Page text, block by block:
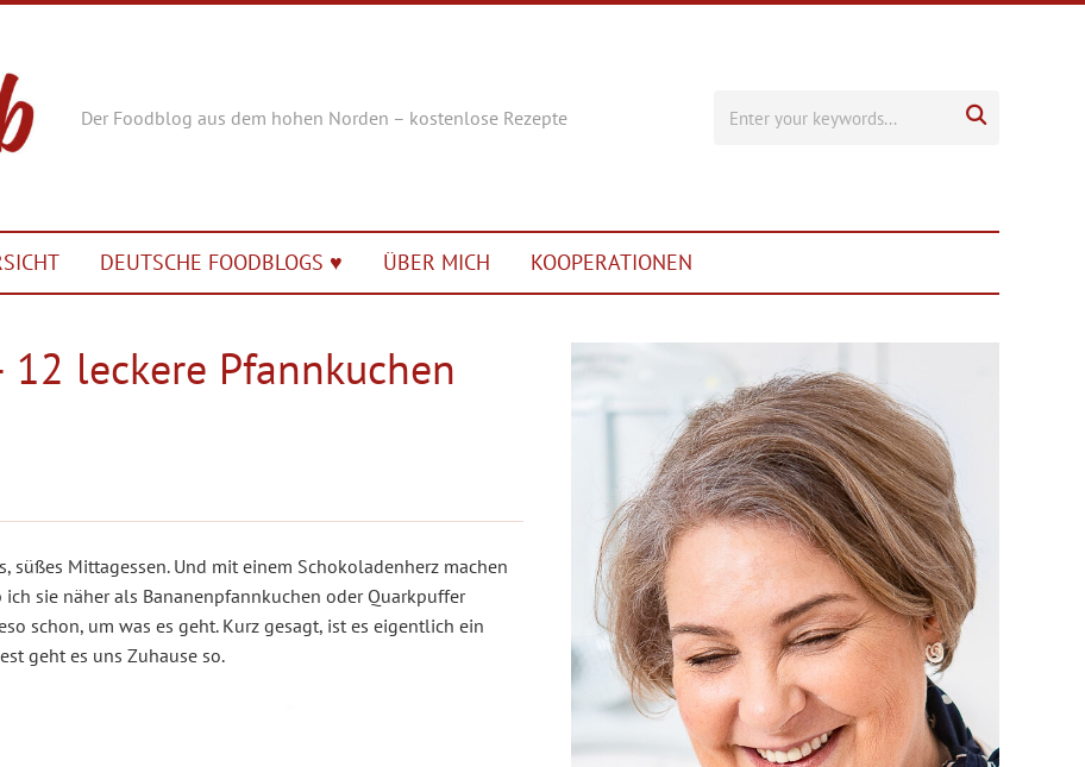
Der Foodblog aus dem hohen Norden – kostenlose Rezepte 
DEUTSCHE FOODBLOGS ♥︎ ÜBER MICH KOOPERATIONEN
12 leckere Pfannkuchen
Mittagessen. Und mit einem Schokoladenherz machen
sie näher als Bananenpfannkuchen oder Quarkpuffer
schon, um was es geht. Kurz gesagt, ist es eigentlich ein
geht es uns Zuhause so.